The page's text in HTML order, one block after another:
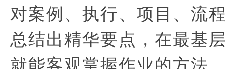
对案例、执行、项目、
总结出精华要点，在最基
就能客观掌握作业的方法